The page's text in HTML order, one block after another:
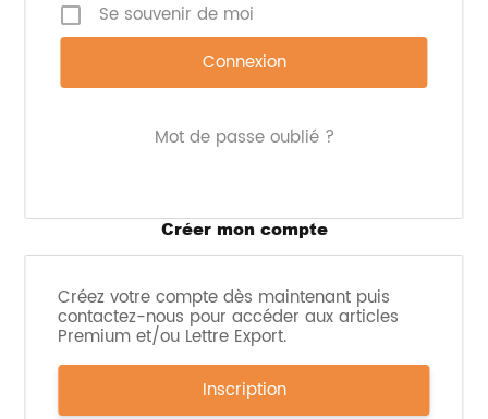
Se souvenir de moi
Mot de passe oublié ?
Créer mon compte
Créez votre compte dès maintenant puis
contactez-nous pour accéder aux articles
Premium et/ou Lettre Export.
Inscription
Les soupes sont confectionnées dans une
conserverie artisanale bretonne dans des bouteilles
en verre 100 % recyclables.
https://fr.ulule.com/maison-audic/
https://maisonaudic.fr/
Imprimer l'article